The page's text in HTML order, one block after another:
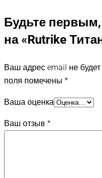
Будьте
на «Rutrike
Ваш адрес email не будет
поля помечены *
Ваша оценка
Ваш отзыв *